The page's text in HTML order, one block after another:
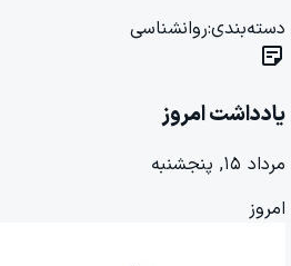
دسته‌بندی:روانشناسی
sticky_note_2
یادداشت امروز
مرداد ۱۵, پنجشنبه
امروز